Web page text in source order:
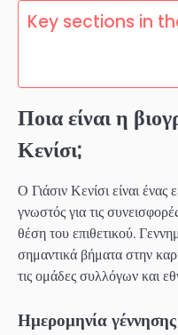
Key sections in
Ποια είναι η
Κενίσι;
Ο Γιάσιν Κενίσι είναι
γνωστός για τις
θέση του επιθετικού.
σημαντικά βήματα στην
τις ομάδες συλλόγων και
Ημερομηνία